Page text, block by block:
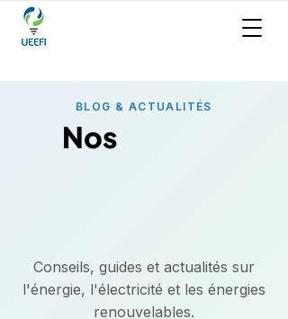
BLOG & ACTUALITÉS
Nos
Conseils, guides et actualités sur
l'énergie, l'électricité et les énergies
renouvelables.